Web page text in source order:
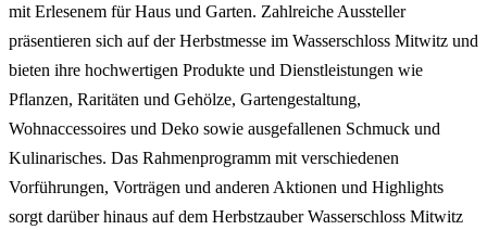
mit Erlesenem für Haus und Garten. Zahlreiche Aussteller
präsentieren sich auf der Herbstmesse im Wasserschloss Mitwitz und
bieten ihre hochwertigen Produkte und Dienstleistungen wie
Pflanzen, Raritäten und Gehölze, Gartengestaltung,
Wohnaccessoires und Deko sowie ausgefallenen Schmuck und
Kulinarisches. Das Rahmenprogramm mit verschiedenen
Vorführungen, Vorträgen und anderen Aktionen und Highlights
sorgt darüber hinaus auf dem Herbstzauber Wasserschloss Mitwitz